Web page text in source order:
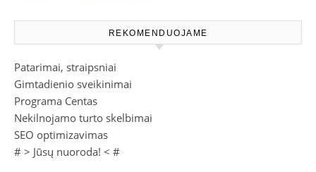
REKOMENDUOJAME
Patarimai, straipsniai
Gimtadienio sveikinimai
Programa Centas
Nekilnojamo turto skelbimai
SEO optimizavimas
# > Jūsų nuoroda! < #